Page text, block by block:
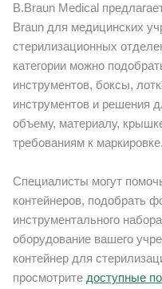
B.Braun Medical
Braun для медицинских
стерилизационных
категории можно
инструментов, боксы,
инструментов и решения
объему, материалу,
требованиям к маркировке.
Специалисты могут
контейнеров, подобрать
инструментального
оборудование вашего
контейнер для
просмотрите доступные